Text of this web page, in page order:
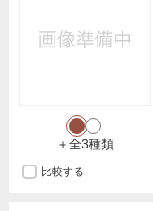
＋全3種類
比較する